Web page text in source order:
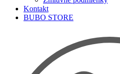
Kontakt
BUBO STORE